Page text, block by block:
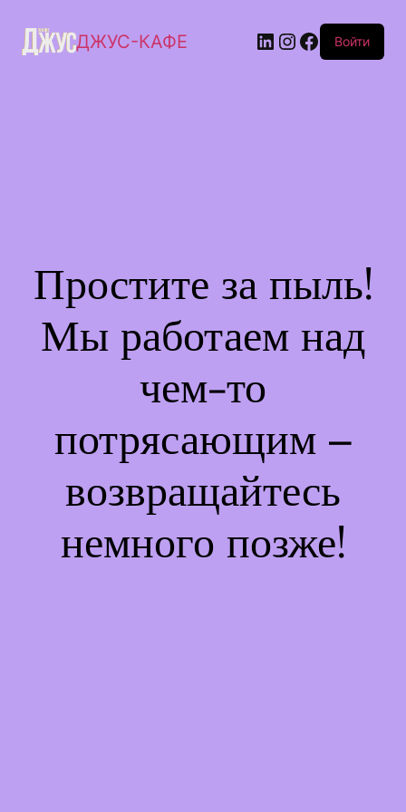
ДЖУС-КАФЕ Войти
Простите за пыль!
Мы работаем над
чем-то
потрясающим –
возвращайтесь
немного позже!